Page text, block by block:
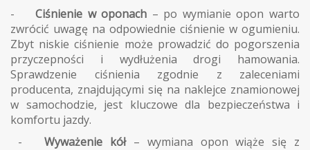
-Ciśnienie w oponach – po wymianie opon warto
zwrócić uwagę na odpowiednie ciśnienie w ogumieniu.
Zbyt niskie ciśnienie może prowadzić do pogorszenia
przyczepności i wydłużenia drogi hamowania.
Sprawdzenie ciśnienia zgodnie z zaleceniami
producenta, znajdującymi się na naklejce znamionowej
w samochodzie, jest kluczowe dla bezpieczeństwa i
komfortu jazdy.
-
Wyważenie kół – wymiana opon wiąże się z